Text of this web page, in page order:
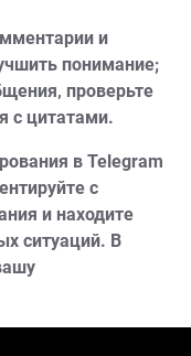
и
понимание;
проверьте
с цитатами.
в Telegram
с
и находите
ситуаций. В